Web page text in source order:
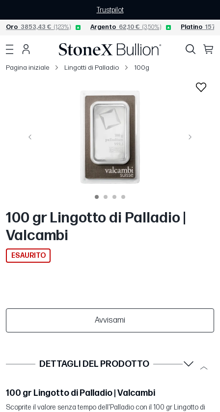
Trustpilot
Oro 3853,43 € (1,23%) Argento 62,10 € (3,50%) Platino
Pagina iniziale Lingotti di Palladio 100g
Precedente Avanti
100 gr Lingotto di Palladio |
Valcambi
ESAURITO
Avvisami
DETTAGLI DEL PRODOTTO
100 gr Lingotto di Palladio | Valcambi
Scoprite il valore senza tempo dell'Palladio con il 100 gr Lingotto di